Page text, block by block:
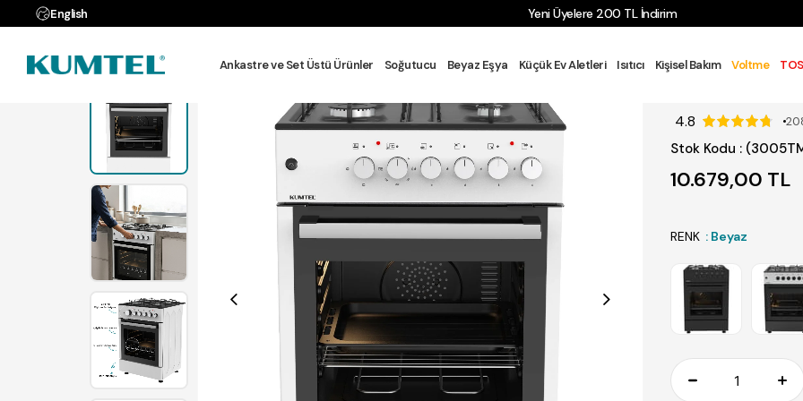
English
Farksız 3 Taksit Yeni Üyelere 200 TL İndirim
Ankastre ve Set Üstü Ürünler Soğutucu Beyaz Eşya Küçük Ev Aletleri Isıtıcı Kişisel Bakım Voltme
Anasayfa
Kumtel Tam
4.8
Stok Kodu
10.679,00 TL
RENK : Beyaz